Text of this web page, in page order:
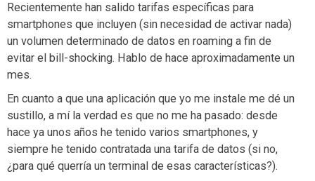
Recientemente han salido tarifas específicas para
smartphones que incluyen (sin necesidad de activar nada)
un volumen determinado de datos en roaming a fin de
evitar el bill-shocking. Hablo de hace aproximadamente un
mes.
En cuanto a que una aplicación que yo me instale me dé un
sustillo, a mí la verdad es que no me ha pasado: desde
hace ya unos años he tenido varios smartphones, y
siempre he tenido contratada una tarifa de datos (si no,
¿para qué querría un terminal de esas características?).